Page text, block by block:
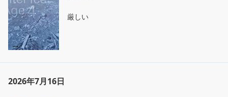
厳しい
2026年7月16日